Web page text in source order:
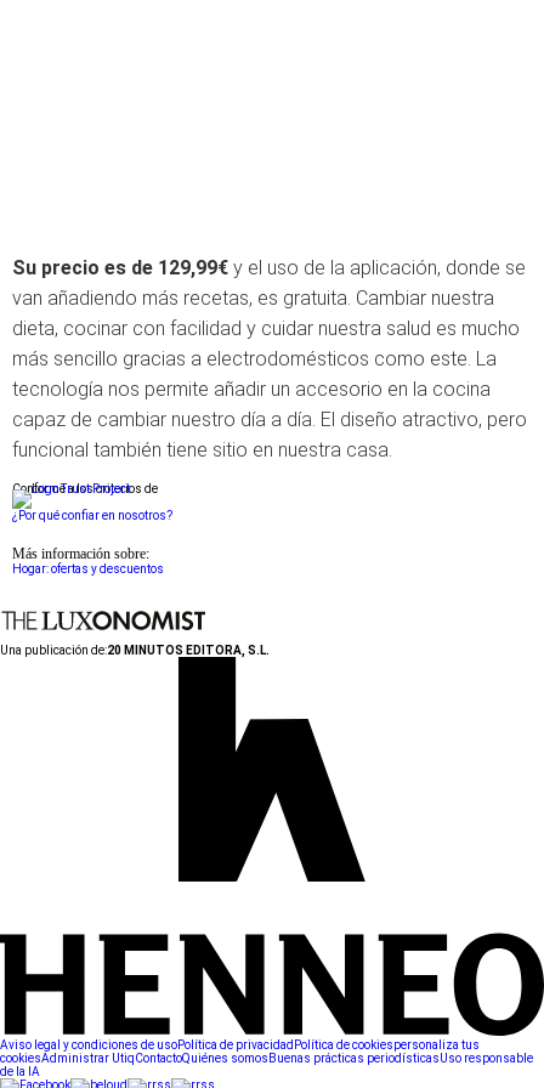
Su precio es de 129,99€ y el uso de la aplicación, donde se
van añadiendo más recetas, es gratuita. Cambiar nuestra
dieta, cocinar con facilidad y cuidar nuestra salud es mucho
más sencillo gracias a electrodomésticos como este. La
tecnología nos permite añadir un accesorio en la cocina
capaz de cambiar nuestro día a día. El diseño atractivo, pero
funcional también tiene sitio en nuestra casa.
Conforme a los criterios de
¿Por qué confiar en nosotros?
Más información sobre:
Hogar: ofertas y descuentos
Una publicación de:20 MINUTOS EDITORA, S.L.
Aviso legal y condiciones de usoPolítica de privacidad Política de cookiespersonaliza tus
cookiesAdministrar UtiqContactoQuiénes somos Buenas prácticas periodísticasUso responsable
de la IA